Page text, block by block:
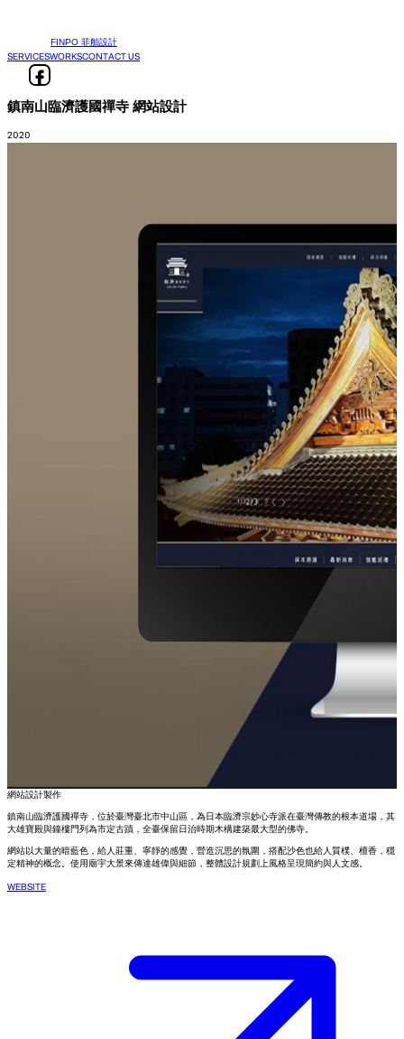
FINPO 菲舶設計
SERVICESWORKSCONTACT US
鎮南山臨濟護國禪寺 網站設計
2020
網站設計製作
鎮南山臨濟護國禪寺，位於臺灣臺北市中山區，為日本臨濟宗妙心寺派在臺灣傳教的根本道場，其
大雄寶殿與鐘樓門列為市定古蹟，全臺保留日治時期木構建築最大型的佛寺。
網站以大量的暗藍色，給人莊重、寧靜的感覺，營造沉思的氛圍，搭配沙色也給人質樸、檀香，穩
定精神的概念。使用廟宇大景來傳達雄偉與細節，整體設計規劃上風格呈現簡約與人文感。
WEBSITE